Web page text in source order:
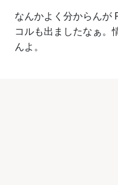
なんかよく分からんが
コルも出ましたなぁ。
んよ。